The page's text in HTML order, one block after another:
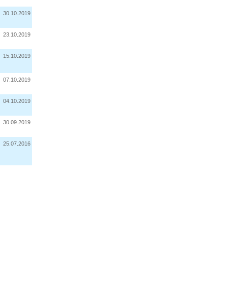
30.10.2019
23.10.2019
15.10.2019
07.10.2019
04.10.2019
30.09.2019
25.07.2016